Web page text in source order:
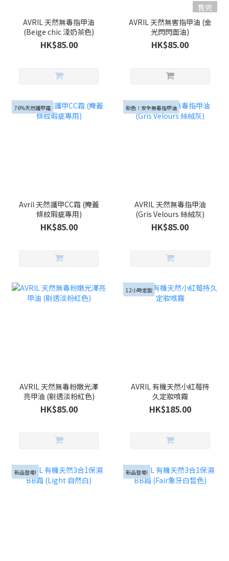
AVRIL 天然無毒指甲油
(Beige chic 淺奶茶色)
HK$85.00
售完
AVRIL 天然無害指甲油 (金
光閃閃面油)
HK$85.00
76%天然護甲霜
Avril 天然護甲CC霜 (掩蓋
條紋瑕疵專用)
HK$85.00
新色！安全無毒指甲油
AVRIL 天然無毒指甲油
(Gris Velours 絲絨灰)
HK$85.00
AVRIL 天然無毒粉嫩光澤
亮甲油 (剔透淡粉紅色)
HK$85.00
12小時定妝
AVRIL 有機天然小紅莓持
久定妝噴霧
HK$185.00
新品登場! 新品登場!